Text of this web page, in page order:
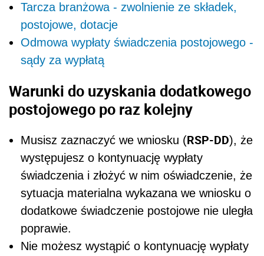
Tarcza branżowa - zwolnienie ze składek,
postojowe, dotacje
Odmowa wypłaty świadczenia postojowego -
sądy za wypłatą
Warunki do uzyskania dodatkowego
postojowego po raz kolejny
Musisz zaznaczyć we wniosku (RSP-DD), że
występujesz o kontynuację wypłaty
świadczenia i złożyć w nim oświadczenie, że
sytuacja materialna wykazana we wniosku o
dodatkowe świadczenie postojowe nie uległa
poprawie.
Nie możesz wystąpić o kontynuację wypłaty